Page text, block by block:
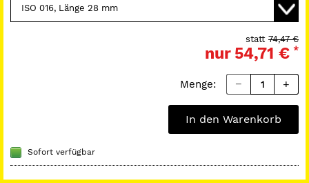
74,47 €
statt
nur 54,71 € *
Menge:
In den Warenkorb
Sofort verfügbar